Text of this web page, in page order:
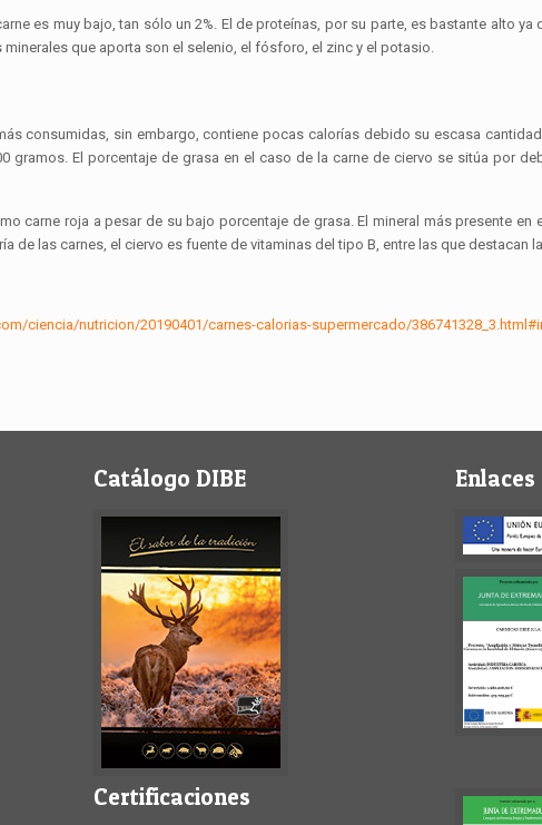
es muy bajo, tan sólo un 2%. El de proteínas, por su parte, es bastante alto ya
minerales que aporta son el selenio, el fósforo, el zinc y el potasio.
consumidas, sin embargo, contiene pocas calorías debido su escasa cantidad
gramos. El porcentaje de grasa en el caso de la carne de ciervo se sitúa por
carne roja a pesar de su bajo porcentaje de grasa. El mineral más presente en
de las carnes, el ciervo es fuente de vitaminas del tipo B, entre las que destacan
ciencia/nutricion/20190401/carnes-calorias-supermercado/
Catálogo DIBE
Certificaciones
Enlaces